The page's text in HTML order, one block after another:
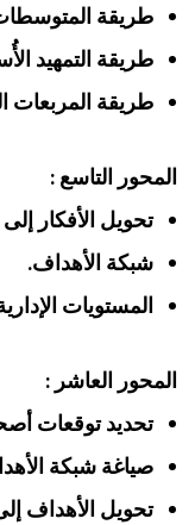
طريقة
طريقة التمهيد
طريقة المربعات
المحور التاسع :
تحويل الأفكار
شبكة الأهداف.
المستويات
المحور العاشر :
تحديد توقعات
صياغة شبكة
تحويل الأهداف